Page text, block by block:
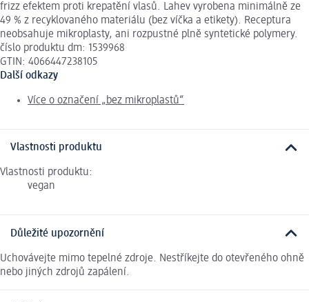
frizz efektem proti krepatění vlasů. Lahev vyrobena minimálně ze
49 % z recyklovaného materiálu (bez víčka a etikety). Receptura
neobsahuje mikroplasty, ani rozpustné plně syntetické polymery.
číslo produktu dm: 1539968
GTIN: 4066447238105
Další odkazy
Více o označení „bez mikroplastů“
Vlastnosti produktu
Vlastnosti produktu:
vegan
Důležité upozornění
Uchovávejte mimo tepelné zdroje. Nestříkejte do otevřeného ohně
nebo jiných zdrojů zapálení.